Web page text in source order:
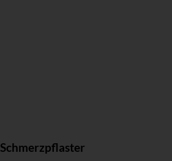
Schmerzpflaster